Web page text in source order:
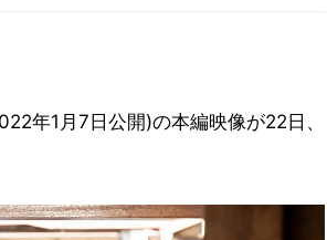
年1月7日公開)の本編映像が22日、